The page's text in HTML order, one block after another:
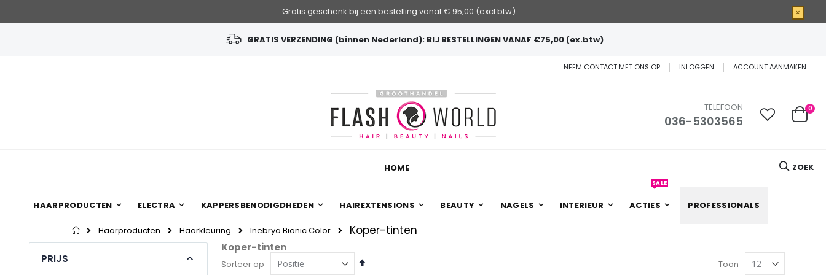
Gratis geschenk bij een bestelling vanaf € 95,00 (excl.btw) . ×
GRATIS VERZENDING (binnen Nederland): BIJ BESTELLINGEN VANAF €75,00 (ex.btw)
NEEM CONTACT MET ONS OP INLOGGEN ACCOUNT AANMAKEN
TELEFOON
036-5303565
ZOEK
Cart
0
HOME
HAARPRODUCTEN ELECTRA KAPPERSBENODIGDHEDEN HAIREXTENSIONS BEAUTY NAGELS INTERIEUR ACTIES
SALE
PROFESSIONALS
Home
Haarproducten Haarkleuring Inebrya Bionic Color Koper-tinten
Koper-tinten
Sorteer op
Van
Toon
PRIJS